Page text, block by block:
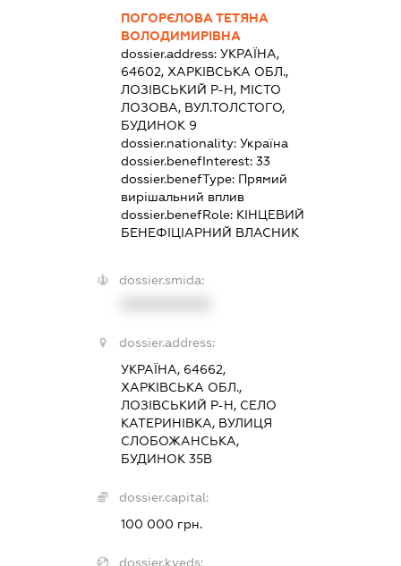
ПОГОРЄЛОВА ТЕТЯНА
ВОЛОДИМИРІВНА
dossier.address:УКРАЇНА,
64602, ХАРКІВСЬКА ОБЛ.,
ЛОЗІВСЬКИЙ Р-Н, МІСТО
ЛОЗОВА, ВУЛ.ТОЛСТОГО,
БУДИНОК 9
dossier.nationality:Україна
dossier.benefInterest:33
dossier.benefType: Прямий
вирішальний вплив
dossier.benefRole: КІНЦЕВИЙ
БЕНЕФІЦІАРНИЙ ВЛАСНИК
dossier.smida:
dossier.address:
УКРАЇНА, 64662,
ХАРКІВСЬКА ОБЛ.,
ЛОЗІВСЬКИЙ Р-Н, СЕЛО
КАТЕРИНІВКА, ВУЛИЦЯ
СЛОБОЖАНСЬКА,
БУДИНОК 35В
dossier.capital:
100 000 грн.
dossier.kveds: